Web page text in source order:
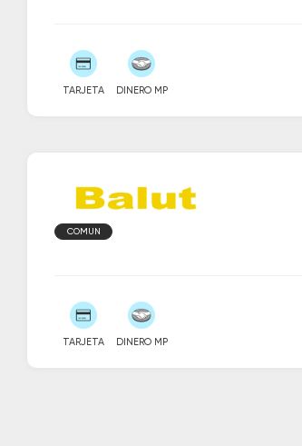
TARJETA DINERO MP
COMUN
TARJETA DINERO MP